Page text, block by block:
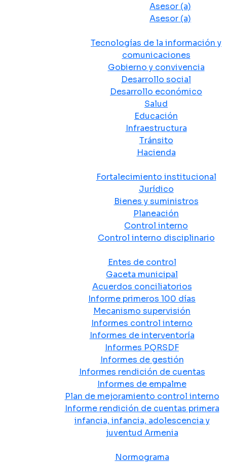
Asesor (a)
Asesor (a)
Tecnologías de la información y
comunicaciones
Gobierno y convivencia
Desarrollo social
Desarrollo económico
Salud
Educación
Infraestructura
Tránsito
Hacienda
Fortalecimiento institucional
Jurídico
Bienes y suministros
Planeación
Control interno
Control interno disciplinario
Entes de control
Gaceta municipal
Acuerdos conciliatorios
Informe primeros 100 días
Mecanismo supervisión
Informes control interno
Informes de interventoría
Informes PQRSDF
Informes de gestión
Informes rendición de cuentas
Informes de empalme
Plan de mejoramiento control interno
Informe rendición de cuentas primera
infancia, infancia, adolescencia y
juventud Armenia
Normograma